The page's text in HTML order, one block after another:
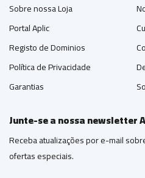
Sobre nossa Loja
Portal Aplic
Registo de Dominios
Política de Privacidade
Garantias
Junte-se a nossa newsletter
Receba atualizações por e-mail
ofertas especiais.